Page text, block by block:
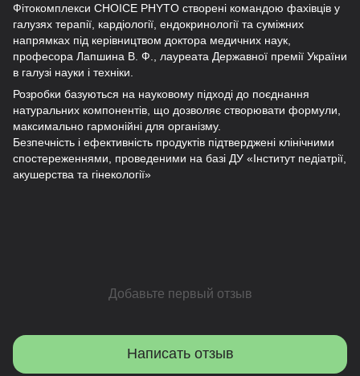
Фітокомплекси CHOICE PHYTO створені командою фахівців у
галузях терапії, кардіології, ендокринології та суміжних
напрямках під керівництвом доктора медичних наук,
професора Лапшина В. Ф., лауреата Державної премії України
в галузі науки і техніки.
Розробки базуються на науковому підході до поєднання
натуральних компонентів, що дозволяє створювати формули,
максимально гармонійні для організму.
Безпечність і ефективність продуктів підтверджені клінічними
спостереженнями, проведеними на базі ДУ «Інститут педіатрії,
акушерства та гінекології»
Добавьте первый отзыв
Написать отзыв